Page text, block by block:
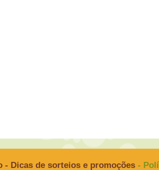
- Dicas de sorteios e promoções -